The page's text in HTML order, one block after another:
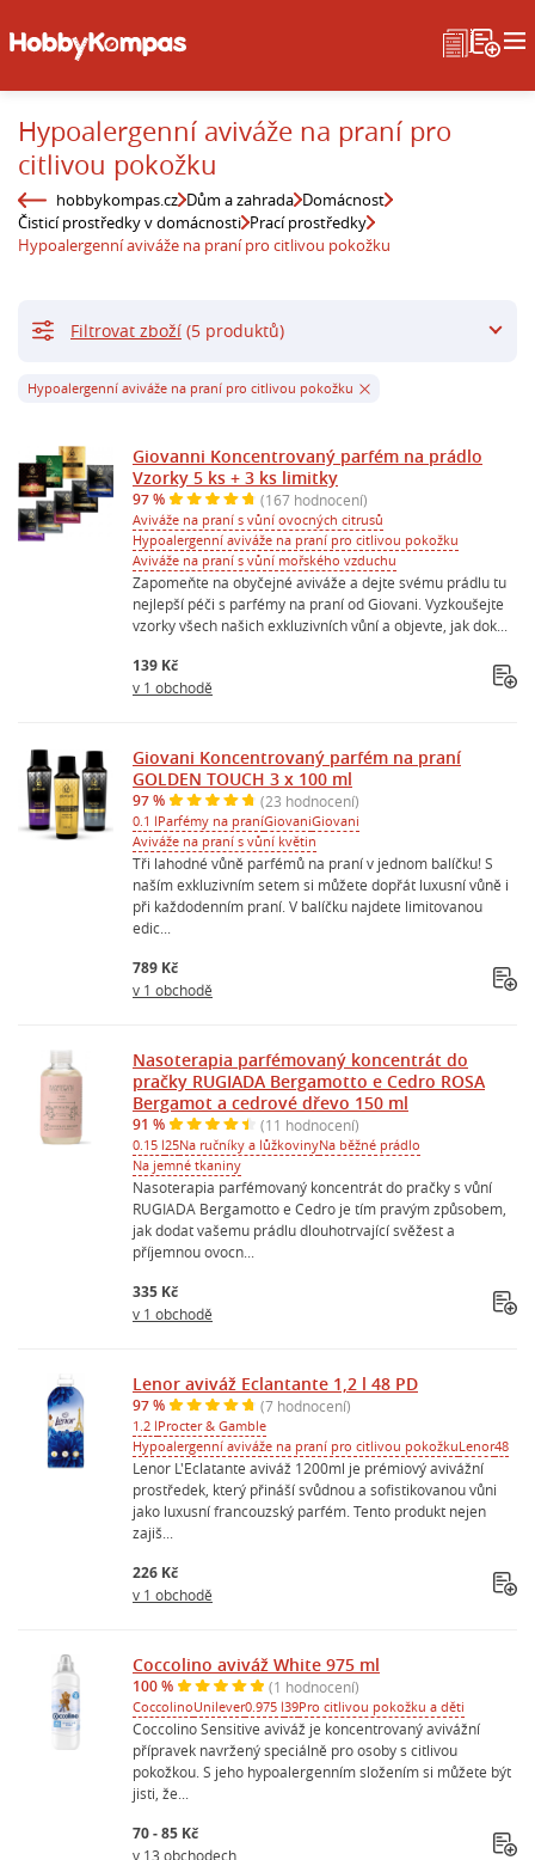
Hypoalergenní aviváže na praní pro
citlivou pokožku
hobbykompas.cz Dům a zahrada Domácnost
Čisticí prostředky v domácnosti Prací prostředky
Hypoalergenní aviváže na praní pro citlivou pokožku
Giovanni Koncentrovaný parfém na prádlo
Vzorky 5 ks + 3 ks limitky
97 % (167 hodnocení)
Aviváže na praní s vůní ovocných citrusů
Hypoalergenní aviváže na praní pro citlivou pokožku
Aviváže na praní s vůní mořského vzduchu
Zapomeňte na obyčejné aviváže a dejte svému prádlu tu
nejlepší péči s parfémy na praní od Giovani. Vyzkoušejte
vzorky všech našich exkluzivních vůní a objevte, jak dok...
139 Kč
v 1 obchodě
Giovani Koncentrovaný parfém na praní
GOLDEN TOUCH 3 x 100 ml
97 % (23 hodnocení)
0.1 lParfémy na praníGiovaniGiovani
Aviváže na praní s vůní květin
Tři lahodné vůně parfémů na praní v jednom balíčku! S
naším exkluzivním setem si můžete dopřát luxusní vůně i
při každodenním praní. V balíčku najdete limitovanou
edic...
789 Kč
v 1 obchodě
Nasoterapia parfémovaný koncentrát do
pračky RUGIADA Bergamotto e Cedro ROSA
Bergamot a cedrové dřevo 150 ml
91 % (11 hodnocení)
0.15 l25Na ručníky a lůžkovinyNa běžné prádlo
Na jemné tkaniny
Nasoterapia parfémovaný koncentrát do pračky s vůní
RUGIADA Bergamotto e Cedro je tím pravým způsobem,
jak dodat vašemu prádlu dlouhotrvající svěžest a
příjemnou ovocn...
335 Kč
v 1 obchodě
Lenor aviváž Eclantante 1,2 l 48 PD
97 % (7 hodnocení)
1.2 lProcter & Gamble
Hypoalergenní aviváže na praní pro citlivou pokožkuLenor48
Lenor L'Eclatante aviváž 1200ml je prémiový avivážní
prostředek, který přináší svůdnou a sofistikovanou vůni
jako luxusní francouzský parfém. Tento produkt nejen
zajiš...
226 Kč
v 1 obchodě
Coccolino aviváž White 975 ml
100 % (1 hodnocení)
CoccolinoUnilever0.975 l39Pro citlivou pokožku a děti
Coccolino Sensitive aviváž je koncentrovaný avivážní
přípravek navržený speciálně pro osoby s citlivou
pokožkou. S jeho hypoalergenním složením si můžete být
jisti, že...
70 - 85 Kč
v 13 obchodech
Filtrovat zboží (5 produktů)
Hypoalergenní aviváže na praní pro citlivou pokožku